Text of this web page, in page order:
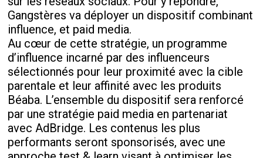
Gangstères va déployer un dispositif combinant
influence, et paid media.
Au cœur de cette stratégie, un programme
d’influence incarné par des influenceurs
sélectionnés pour leur proximité avec la cible
parentale et leur affinité avec les produits
Béaba. L’ensemble du dispositif sera renforcé
par une stratégie paid media en partenariat
avec AdBridge. Les contenus les plus
performants seront sponsorisés, avec une